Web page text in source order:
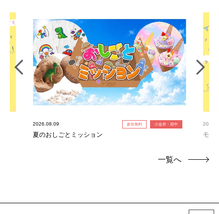
2026.08.09 参加無料 小金井・府中
夏のおしごとミッション モデ
一覧へ